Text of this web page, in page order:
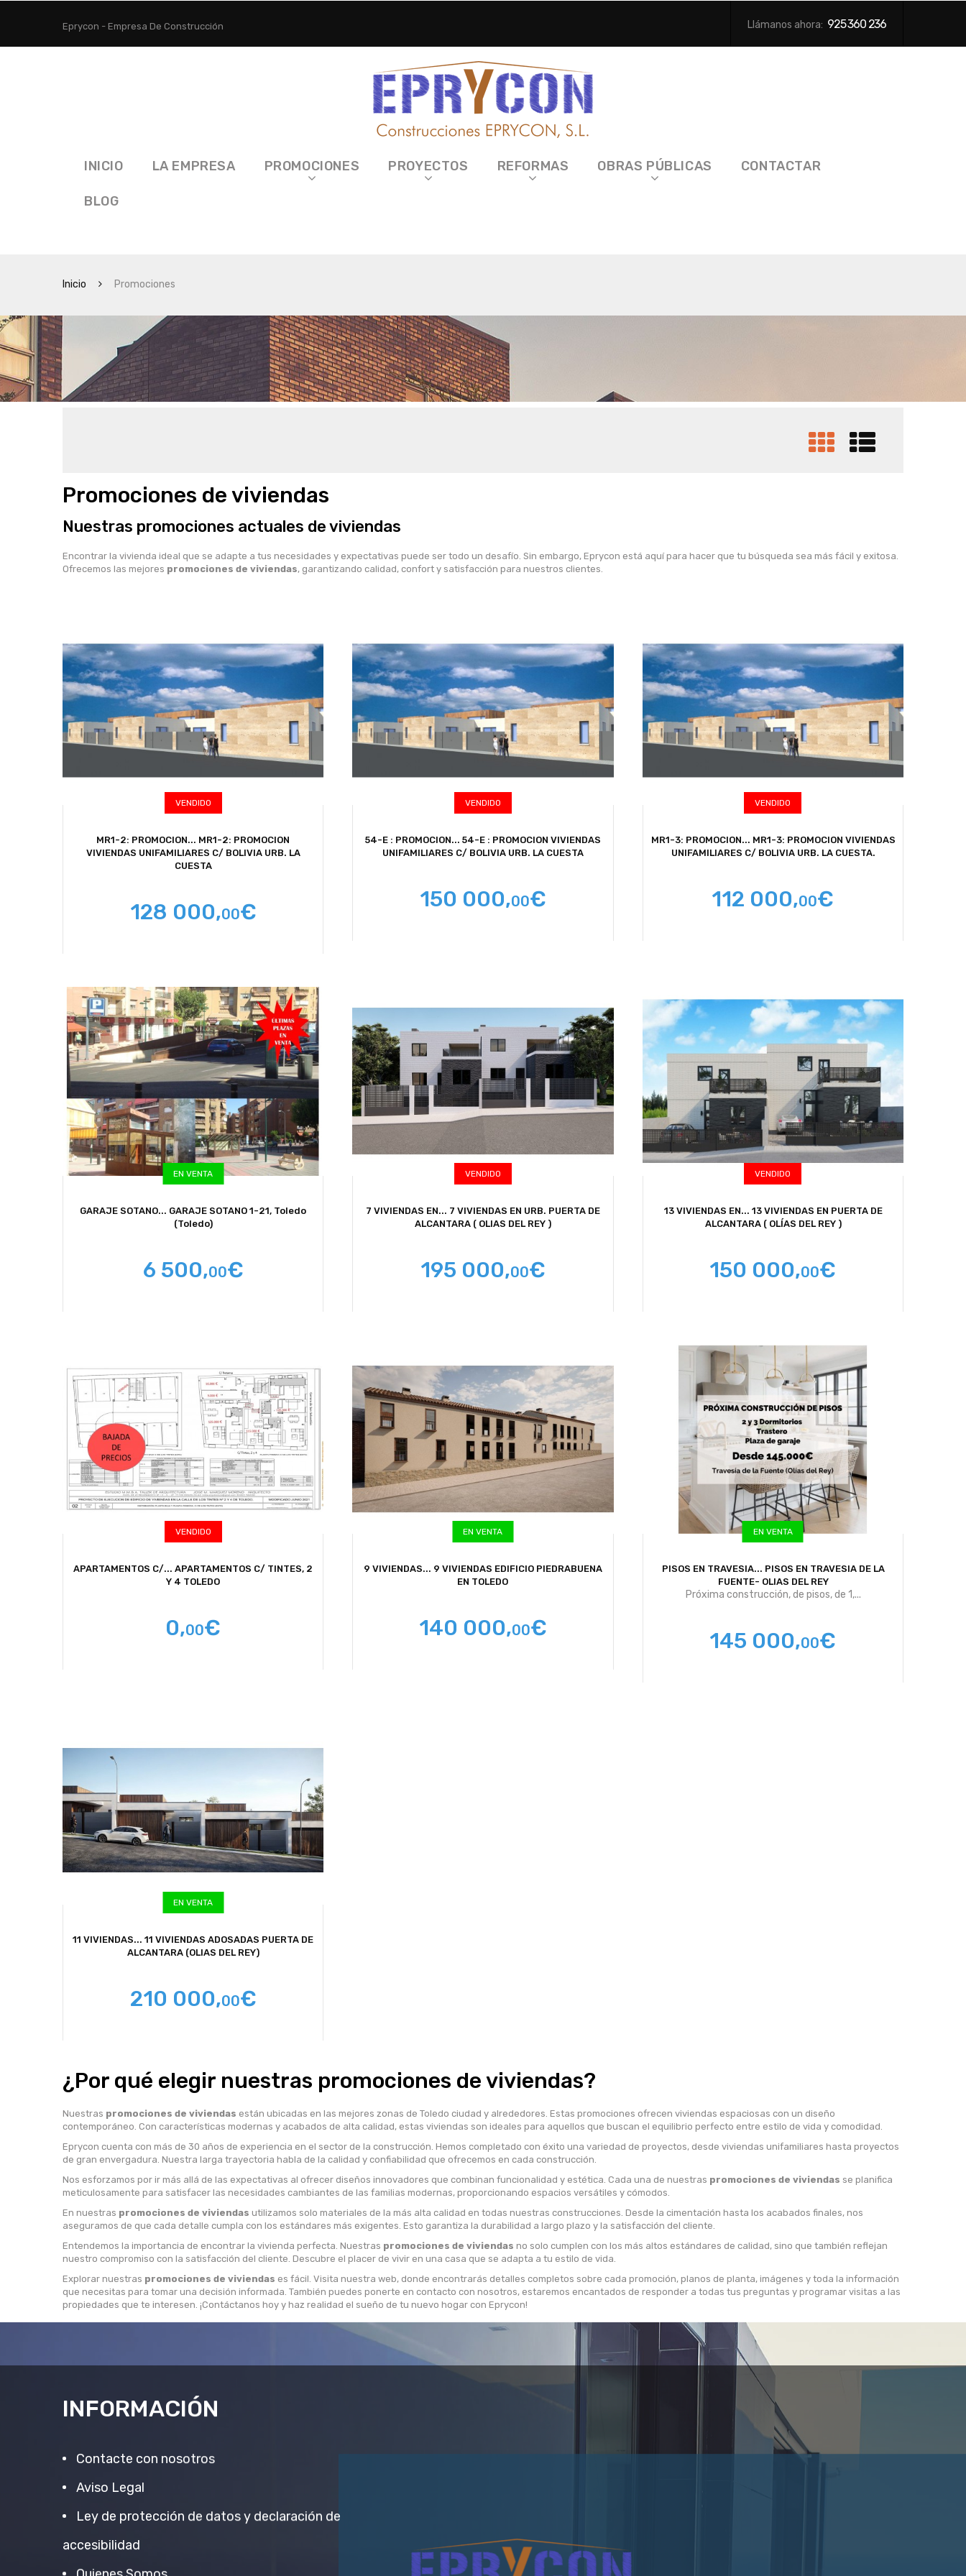
Eprycon - Empresa De Construcción Llámanos ahora: 925 360 236
INICIO LA EMPRESA PROMOCIONES PROYECTOS REFORMAS OBRAS PÚBLICAS CONTACTAR
BLOG
Inicio Promociones
Promociones de viviendas
Nuestras promociones actuales de viviendas
Encontrar la vivienda ideal que se adapte a tus necesidades y expectativas puede ser todo un desafío. Sin embargo, Eprycon está aquí para hacer que tu búsqueda sea más fácil y exitosa.
Ofrecemos las mejores promociones de viviendas, garantizando calidad, confort y satisfacción para nuestros clientes.
VENDIDO
MR1-2: PROMOCION... MR1-2: PROMOCION
VIVIENDAS UNIFAMILIARES C/ BOLIVIA URB. LA
CUESTA
128 000,00€
VENDIDO
54-E : PROMOCION... 54-E : PROMOCION VIVIENDAS
UNIFAMILIARES C/ BOLIVIA URB. LA CUESTA
150 000,00€
VENDIDO
MR1-3: PROMOCION... MR1-3: PROMOCION VIVIENDAS
UNIFAMILIARES C/ BOLIVIA URB. LA CUESTA.
112 000,00€
EN VENTA
GARAJE SOTANO... GARAJE SOTANO 1-21, Toledo
(Toledo)
6 500,00€
VENDIDO
7 VIVIENDAS EN... 7 VIVIENDAS EN URB. PUERTA DE
ALCANTARA ( OLIAS DEL REY )
195 000,00€
VENDIDO
13 VIVIENDAS EN... 13 VIVIENDAS EN PUERTA DE
ALCANTARA ( OLÍAS DEL REY )
150 000,00€
VENDIDO
APARTAMENTOS C/... APARTAMENTOS C/ TINTES, 2
Y 4 TOLEDO
0,00€
EN VENTA
9 VIVIENDAS... 9 VIVIENDAS EDIFICIO PIEDRABUENA
EN TOLEDO
140 000,00€
EN VENTA
PISOS EN TRAVESIA... PISOS EN TRAVESIA DE LA
FUENTE- OLIAS DEL REY
Próxima construcción, de pisos, de 1,...
145 000,00€
EN VENTA
11 VIVIENDAS... 11 VIVIENDAS ADOSADAS PUERTA DE
ALCANTARA (OLIAS DEL REY)
210 000,00€
¿Por qué elegir nuestras promociones de viviendas?
Nuestras promociones de viviendas están ubicadas en las mejores zonas de Toledo ciudad y alrededores. Estas promociones ofrecen viviendas espaciosas con un diseño
contemporáneo. Con características modernas y acabados de alta calidad, estas viviendas son ideales para aquellos que buscan el equilibrio perfecto entre estilo de vida y comodidad.
Eprycon cuenta con más de 30 años de experiencia en el sector de la construcción. Hemos completado con éxito una variedad de proyectos, desde viviendas unifamiliares hasta proyectos
de gran envergadura. Nuestra larga trayectoria habla de la calidad y confiabilidad que ofrecemos en cada construcción.
Nos esforzamos por ir más allá de las expectativas al ofrecer diseños innovadores que combinan funcionalidad y estética. Cada una de nuestras promociones de viviendas se planifica
meticulosamente para satisfacer las necesidades cambiantes de las familias modernas, proporcionando espacios versátiles y cómodos.
En nuestras promociones de viviendas utilizamos solo materiales de la más alta calidad en todas nuestras construcciones. Desde la cimentación hasta los acabados finales, nos
aseguramos de que cada detalle cumpla con los estándares más exigentes. Esto garantiza la durabilidad a largo plazo y la satisfacción del cliente.
Entendemos la importancia de encontrar la vivienda perfecta. Nuestras promociones de viviendas no solo cumplen con los más altos estándares de calidad, sino que también reflejan
nuestro compromiso con la satisfacción del cliente. Descubre el placer de vivir en una casa que se adapta a tu estilo de vida.
Explorar nuestras promociones de viviendas es fácil. Visita nuestra web, donde encontrarás detalles completos sobre cada promoción, planos de planta, imágenes y toda la información
que necesitas para tomar una decisión informada. También puedes ponerte en contacto con nosotros, estaremos encantados de responder a todas tus preguntas y programar visitas a las
propiedades que te interesen. ¡Contáctanos hoy y haz realidad el sueño de tu nuevo hogar con Eprycon!
Mostrando 1 - 10 de 10 items
INFORMACIÓN
Contacte con nosotros
Aviso Legal
Ley de protección de datos y declaración de
accesibilidad